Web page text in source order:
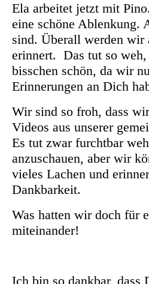
Ela arbeitet jetzt mit
eine schöne Ablenkung.
sind. Überall werden wir
erinnert. Das tut so
bisschen schön, da wir
Erinnerungen an Dich
Wir sind so froh, dass
Videos aus unserer
Es tut zwar furchtbar
anzuschauen, aber wir
vieles Lachen und
Dankbarkeit.
Was hatten wir doch für
miteinander!
Ich bin so dankbar, dass